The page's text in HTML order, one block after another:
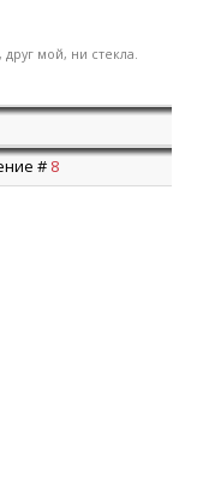
мой, ни стекла.
# 8